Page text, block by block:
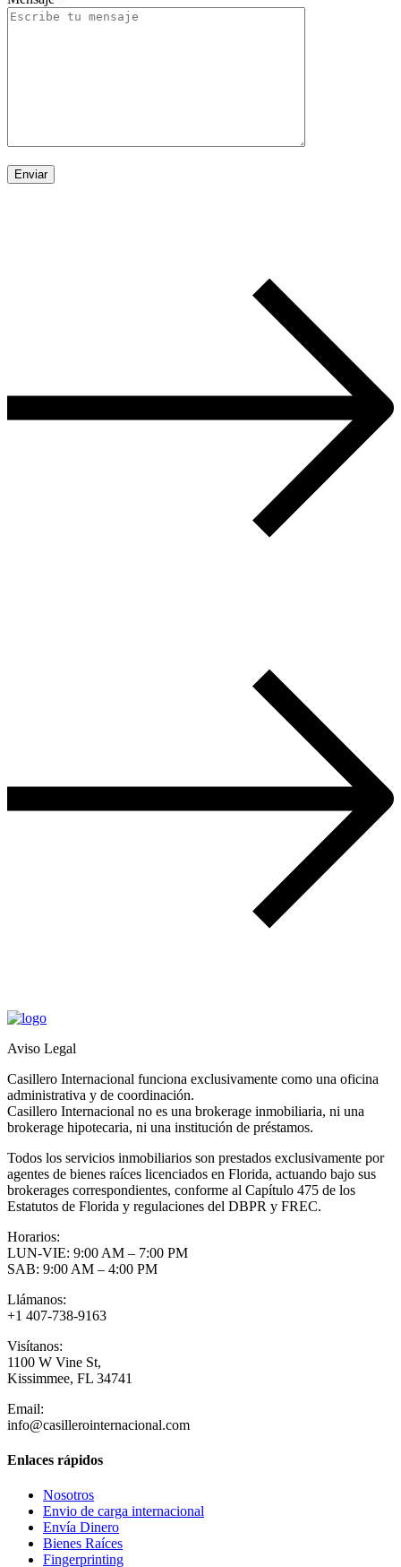
Aviso Legal
Casillero Internacional funciona exclusivamente como una oficina
administrativa y de coordinación.
Casillero Internacional no es una brokerage inmobiliaria, ni una
brokerage hipotecaria, ni una institución de préstamos.
Todos los servicios inmobiliarios son prestados exclusivamente por
agentes de bienes raíces licenciados en Florida, actuando bajo sus
brokerages correspondientes, conforme al Capítulo 475 de los
Estatutos de Florida y regulaciones del DBPR y FREC.
Horarios:
LUN-VIE: 9:00 AM – 7:00 PM
SAB: 9:00 AM – 4:00 PM
Llámanos:
+1 407-738-9163
Visítanos:
1100 W Vine St,
Kissimmee, FL 34741
Email:
info@casillerointernacional.com
Enlaces rápidos
Nosotros
Envio de carga internacional
Envía Dinero
Bienes Raíces
Fingerprinting